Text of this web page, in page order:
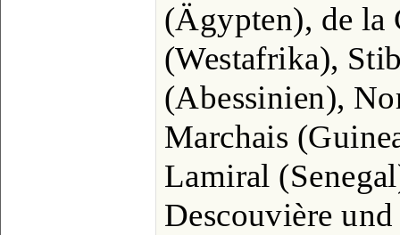
(Ägypten), de la
(Westafrika),
(Abessinien),
Marchais
Lamiral
Descouvière